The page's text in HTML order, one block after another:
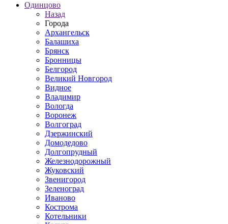
Одинцово
Назад
Города
Архангельск
Балашиха
Брянск
Бронницы
Белгород
Великий Новгород
Видное
Владимир
Вологда
Воронеж
Волгоград
Дзержинский
Домодедово
Долгопрудный
Железнодорожный
Жуковский
Звенигород
Зеленоград
Иваново
Кострома
Котельники